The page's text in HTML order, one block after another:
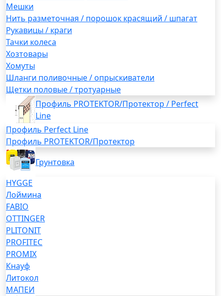
Мешки
Нить разметочная / порошок красящий / шпагат
Рукавицы / краги
Тачки колеса
Хозтовары
Хомуты
Шланги поливочные / опрыскиватели
Щетки половые / тротуарные
Профиль PROTEKTOR/Протектор / Perfect
Line
Профиль Perfect Line
Профиль PROTEKTOR/Протектор
Грунтовка
HYGGE
Лоймина
FABIO
OTTINGER
PLITONIT
PROFITEC
PROMIX
Кнауф
Литокол
МАПЕИ